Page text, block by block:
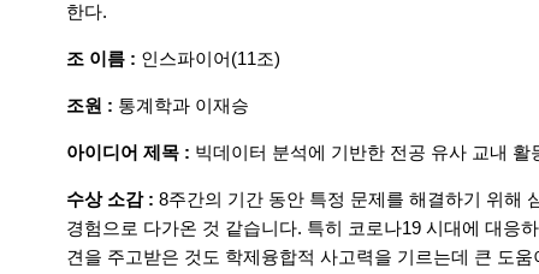
한다.
조 이름 : 인스파이어(11조)
조원 : 통계학과 이재승
아이디어 제목 : 빅데이터 분석에 기반한 전공 유사 교내 활
수상 소감 : 8주간의 기간 동안 특정 문제를 해결하기 위해
경험으로 다가온 것 같습니다. 특히 코로나19 시대에 대응
견을 주고받은 것도 학제융합적 사고력을 기르는데 큰 도